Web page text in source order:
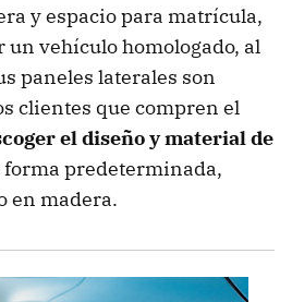
y espacio para matrícula,
un vehículo homologado, al
paneles laterales son
clientes que compren el
el diseño y material de
forma predeterminada,
en madera.